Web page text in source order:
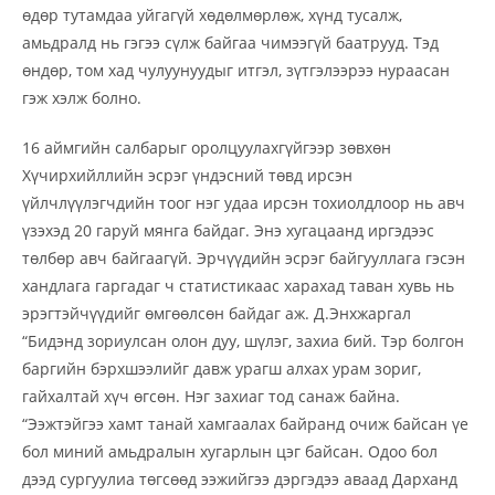
өдөр тутамдаа уйгагүй хөдөлмөрлөж, хүнд тусалж,
амьдралд нь гэгээ сүлж байгаа чимээгүй баатрууд. Тэд
өндөр, том хад чулуунуудыг итгэл, зүтгэлээрээ нураасан
гэж хэлж болно.
16 аймгийн салбарыг оролцуулахгүйгээр зөвхөн
Хүчирхийллийн эсрэг үндэсний төвд ирсэн
үйлчлүүлэгчдийн тоог нэг удаа ирсэн тохиолдлоор нь авч
үзэхэд 20 гаруй мянга байдаг. Энэ хугацаанд иргэдээс
төлбөр авч байгаагүй. Эрчүүдийн эсрэг байгууллага гэсэн
хандлага гаргадаг ч статистикаас харахад таван хувь нь
эрэгтэйчүүдийг өмгөөлсөн байдаг аж. Д.Энхжаргал
“Бидэнд зориулсан олон дуу, шүлэг, захиа бий. Тэр болгон
баргийн бэрхшээлийг давж урагш алхах урам зориг,
гайхалтай хүч өгсөн. Нэг захиаг тод санаж байна.
“Ээжтэйгээ хамт танай хамгаалах байранд очиж байсан үе
бол миний амьдралын хугарлын цэг байсан. Одоо бол
дээд сургуулиа төгсөөд ээжийгээ дэргэдээ аваад Дарханд